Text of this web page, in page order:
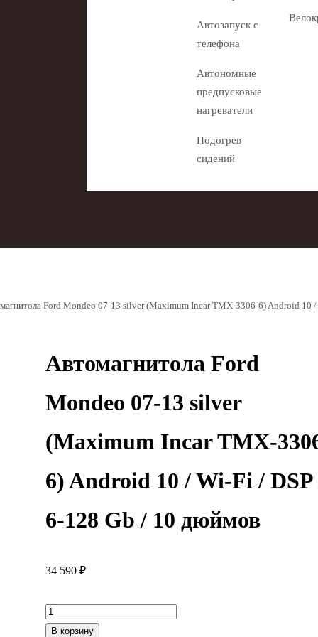
Автозапуск с
телефона
Автономные
предпусковые
нагреватели
Подогрев
сидений
Ford Mondeo 07-13 silver (Maximum Incar TMX-3306-6) Android 10
Автомагнитола Ford
Mondeo 07-13 silver
(Maximum Incar TMX-
6) Android 10 / Wi-Fi / DSP
6-128 Gb / 10 дюймов
34 590 ₽
Количество
товара
В корзину